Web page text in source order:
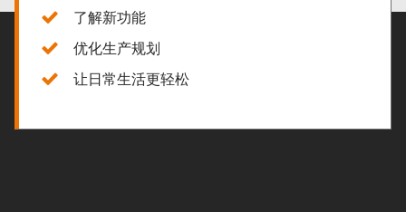
了解新功能
优化生产规划
让日常生活更轻松